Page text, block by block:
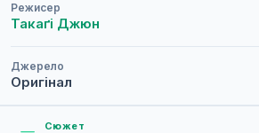
Режисер
Такаґі Джюн
Джерело
Оригінал
Сюжет